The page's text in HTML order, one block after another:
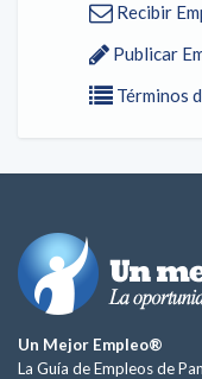
Recibir
Publicar
Términos
Un Mejor Empleo®
La Guía de Empleos de